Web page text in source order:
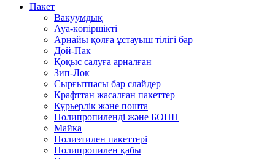
Пакет
Вакуумдық
Ауа-көпіршікті
Арнайы қолға ұстауыш тілігі бар
Дой-Пак
Қоқыс салуға арналған
Зип-Лок
Сырғытпасы бар слайдер
Крафттан жасалған пакеттер
Курьерлік және пошта
Полипропиленді және БОПП
Майка
Полиэтилен пакеттері
Полипропилен қабы